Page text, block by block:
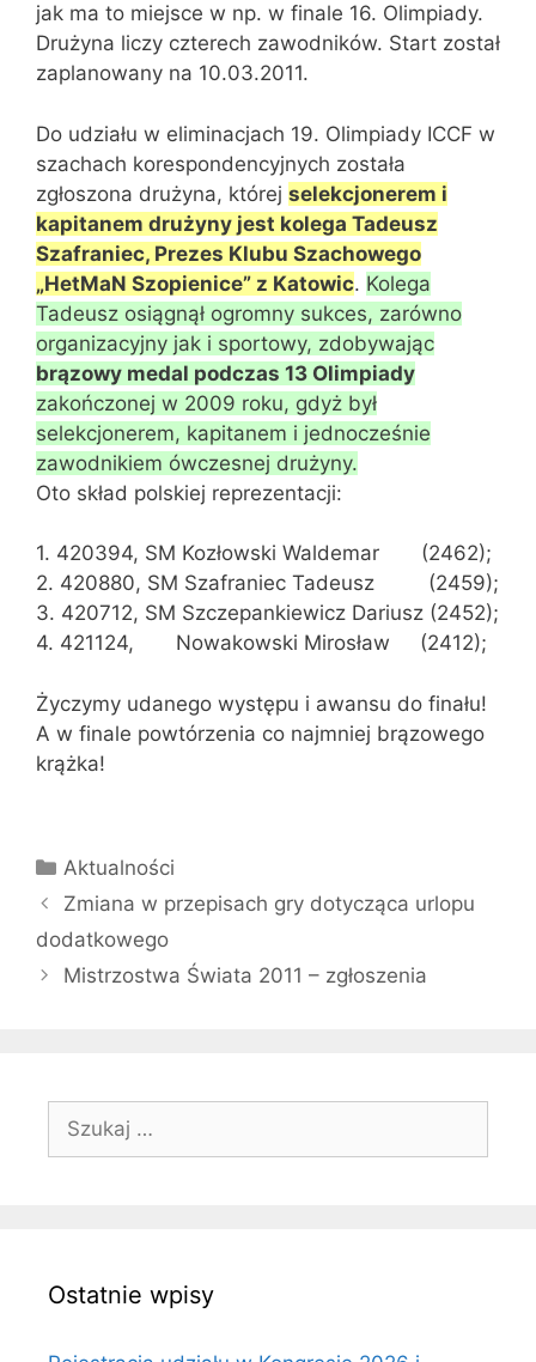
jak ma to miejsce w np. w finale 16. Olimpiady.
Drużyna liczy czterech zawodników. Start został
zaplanowany na 10.03.2011.
Do udziału w eliminacjach 19. Olimpiady ICCF w
szachach korespondencyjnych została
zgłoszona drużyna, której selekcjonerem i
kapitanem drużyny jest kolega Tadeusz
Szafraniec, Prezes Klubu Szachowego
„HetMaN Szopienice” z Katowic. Kolega
Tadeusz osiągnął ogromny sukces, zarówno
organizacyjny jak i sportowy, zdobywając
brązowy medal podczas 13 Olimpiady
zakończonej w 2009 roku, gdyż był
selekcjonerem, kapitanem i jednocześnie
zawodnikiem ówczesnej drużyny.
Oto skład polskiej reprezentacji:
1. 420394, SM Kozłowski Waldemar (2462);
2. 420880, SM Szafraniec Tadeusz (2459);
3. 420712, SM Szczepankiewicz Dariusz (2452);
4. 421124, Nowakowski Mirosław (2412);
Życzymy udanego występu i awansu do finału!
A w finale powtórzenia co najmniej brązowego
krążka!
Kategorie
Aktualności
Zmiana w przepisach gry dotycząca urlopu
dodatkowego
Mistrzostwa Świata 2011 – zgłoszenia
Szukaj:
Ostatnie wpisy